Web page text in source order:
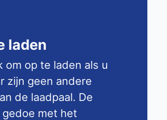
laden
om op te laden als u
zijn geen andere
de laadpaal. De
met het